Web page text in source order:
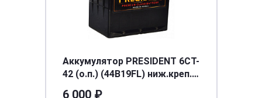
Аккумулятор PRESIDENT 6СТ-
42 (о.п.) (44B19FL) ниж.креп.
6 000 ₽